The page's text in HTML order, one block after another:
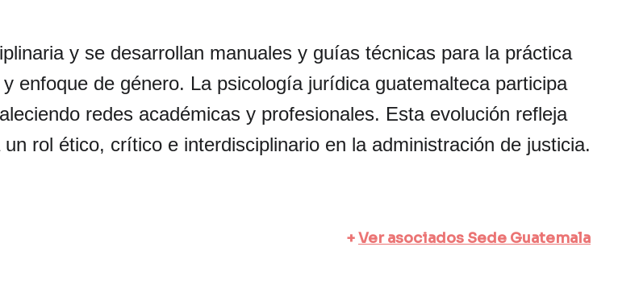
y se desarrollan manuales y guías técnicas para la práctica
enfoque de género. La psicología jurídica guatemalteca participa
redes académicas y profesionales. Esta evolución refleja
rol ético, crítico e interdisciplinario en la administración de justicia.
+ Ver asociados Sede Guatemala